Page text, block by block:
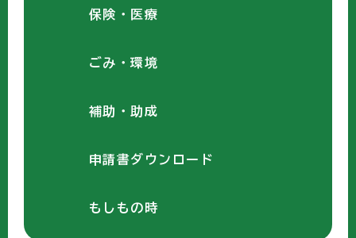
保険・医療
ごみ・環境
補助・助成
申請書ダウンロード
もしもの時